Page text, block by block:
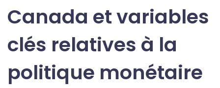
Canada et variables
clés relatives à la
politique monétaire